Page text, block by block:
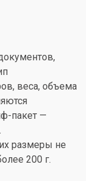
веса, объема
пакет —
размеры не
200 г.